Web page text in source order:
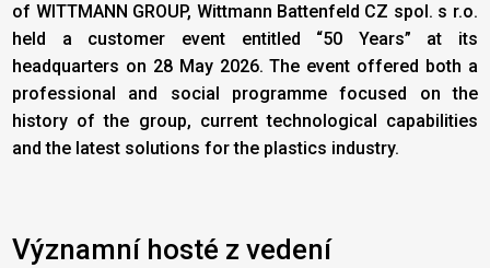
of WITTMANN GROUP, Wittmann Battenfeld CZ spol. s r.o.
held a customer event entitled “50 Years” at its
headquarters on 28 May 2026. The event offered both a
professional and social programme focused on the
history of the group, current technological capabilities
and the latest solutions for the plastics industry.
Významní hosté z vedení